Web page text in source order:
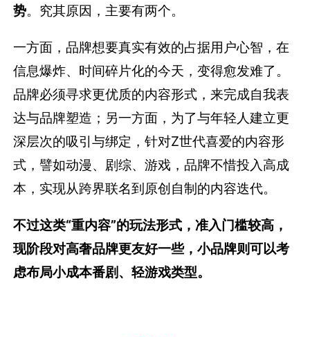
势。究其原因，主要有两个。
一方面，品牌想要真实有效的占据用户心智，在
信息爆炸、时间碎片化的今天，变得愈发难了。
品牌必须寻求更优质的内容形式，来完成自我表
达与品牌塑造；另一方面，为了与年轻人建立更
深层次的吸引与绑定，针对Z世代喜爱的内容形
式，譬如动漫、剧综、游戏，品牌不惜投入高成
本，实现从跨界联名到原创自制的内容迭代。
不过这类“重内容”的玩法形式，准入门槛较高，
现阶段对高奢品牌更友好一些，小品牌则可以考
虑布局小成本番剧、轻游戏类型。